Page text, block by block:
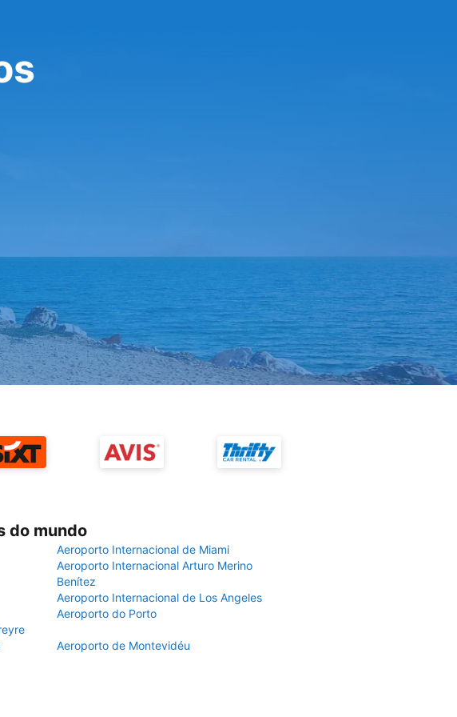
do mundo
Aeroporto Internacional de Miami
Aeroporto Internacional Arturo Merino
Benítez
Aeroporto Internacional de Los Angeles
Aeroporto do Porto
Aeroporto de Montevidéu